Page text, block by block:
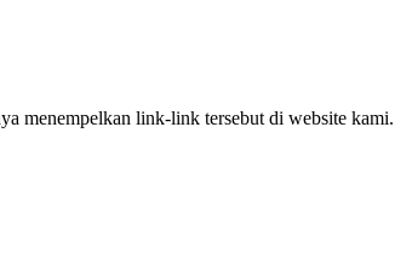
menempelkan link-link tersebut di website kami.